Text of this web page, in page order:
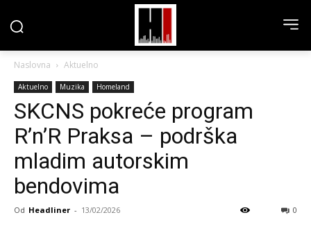
Naslovna Aktuelno
Aktuelno Muzika Homeland
SKCNS pokreće program
R’n’R Praksa – podrška
mladim autorskim
bendovima
Od Headliner - 13/02/2026 0